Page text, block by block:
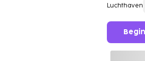
Luchthaven